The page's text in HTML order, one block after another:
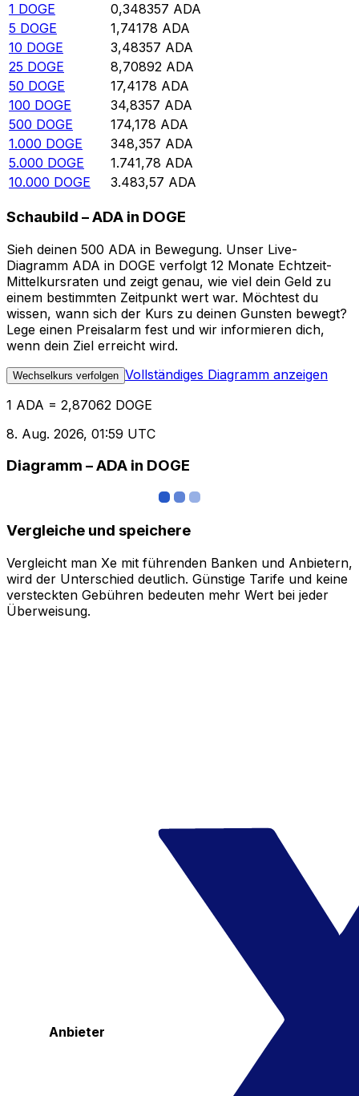
1 DOGE 0,348357 ADA
5 DOGE 1,74178 ADA
10 DOGE 3,48357 ADA
25 DOGE 8,70892 ADA
50 DOGE 17,4178 ADA
100 DOGE 34,8357 ADA
500 DOGE 174,178 ADA
1.000 DOGE 348,357 ADA
5.000 DOGE 1.741,78 ADA
10.000 DOGE 3.483,57 ADA
Schaubild – ADA in DOGE
Sieh deinen 500 ADA in Bewegung. Unser Live-
Diagramm ADA in DOGE verfolgt 12 Monate Echtzeit-
Mittelkursraten und zeigt genau, wie viel dein Geld zu
einem bestimmten Zeitpunkt wert war. Möchtest du
wissen, wann sich der Kurs zu deinen Gunsten bewegt?
Lege einen Preisalarm fest und wir informieren dich,
wenn dein Ziel erreicht wird.
Wechselkurs verfolgen Vollständiges Diagramm anzeigen
1 ADA = 2,87062 DOGE
8. Aug. 2026, 01:59 UTC
Diagramm – ADA in DOGE
Vergleiche und speichere
Vergleicht man Xe mit führenden Banken und Anbietern,
wird der Unterschied deutlich. Günstige Tarife und keine
versteckten Gebühren bedeuten mehr Wert bei jeder
Überweisung.
Anbieter